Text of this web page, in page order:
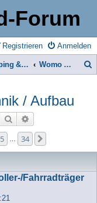
Forum
Anmelden
Registrieren
Camping & Reise -> Fahrzeuge & Zubehör in der Praxis Womo und Wowa Technik / Aufbau
/ Aufbau
Suche
5 34
Fahrradträger